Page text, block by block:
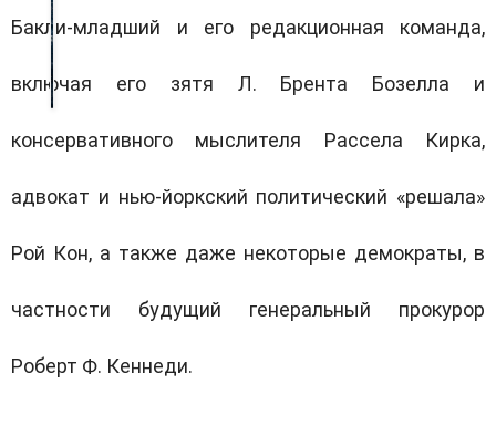
Бакли-младший и его редакционная команда,
включая его зятя Л. Брента Бозелла и
консервативного мыслителя Рассела Кирка,
адвокат и нью-йоркский политический «решала»
Рой Кон, а также даже некоторые демократы, в
частности будущий генеральный прокурор
Роберт Ф. Кеннеди.